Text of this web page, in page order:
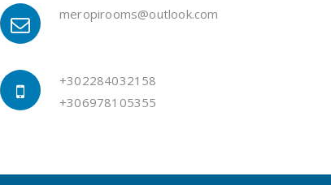
meropirooms@outlook.com
+302284032158
+306978105355